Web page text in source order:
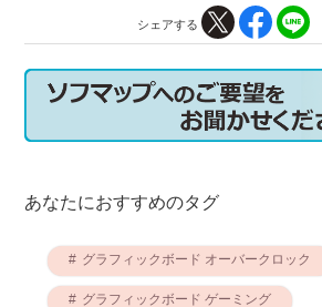
シェアする
あなたにおすすめのタグ
グラフィックボード オーバークロック
グラフィックボード ゲーミング